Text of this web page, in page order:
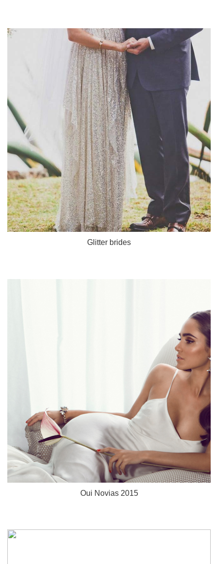
Glitter brides
Oui Novias 2015